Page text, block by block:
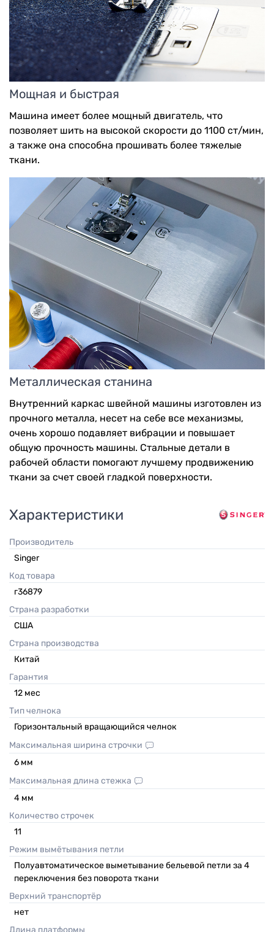
Мощная и быстрая
Машина имеет более мощный двигатель, что
позволяет шить на высокой скорости до 1100 ст/мин,
а также она способна прошивать более тяжелые
ткани.
Металлическая станина
Внутренний каркас швейной машины изготовлен из
прочного металла, несет на себе все механизмы,
очень хорошо подавляет вибрации и повышает
общую прочность машины. Стальные детали в
рабочей области помогают лучшему продвижению
ткани за счет своей гладкой поверхности.
Характеристики
Производитель
Singer
Код товара
г36879
Страна разработки
США
Страна производства
Китай
Гарантия
12 мес
Тип челнока
Горизонтальный вращающийся челнок
Максимальная ширина строчки
6 мм
Максимальная длина стежка
4 мм
Количество строчек
11
Режим вымётывания петли
Полуавтоматическое выметывание бельевой петли за 4
переключения без поворота ткани
Верхний транспортёр
нет